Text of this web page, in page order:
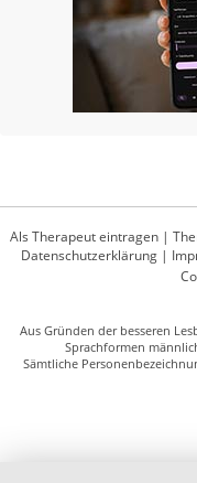
Als Therapeut eintragen |
Datenschutzerklärung|
Aus Gründen der besseren
Sprachformen
Sämtliche